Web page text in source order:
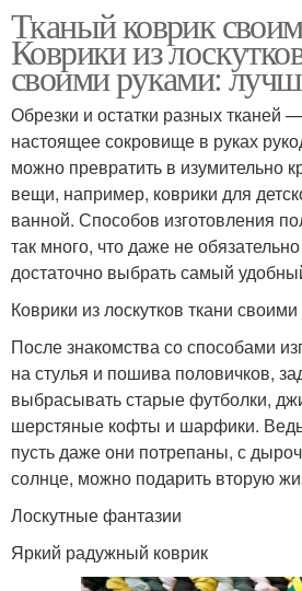
Коврик из ниток
Тканый коврик
Коврики из
своими руками:
Обрезки и остатки разных тканей
настоящее сокровище в руках
можно превратить в изумительно
вещи, например, коврики для
ванной. Способов изготовления
так много, что даже не
достаточно выбрать самый
Коврики из лоскутков ткани
После знакомства со способами
на стулья и пошива половичков,
выбрасывать старые футболки,
шерстяные кофты и шарфики.
пусть даже они потрепаны, с
солнце, можно подарить вторую
Лоскутные фантазии
Яркий радужный коврик